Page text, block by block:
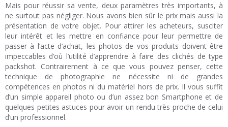
Mais pour réussir sa vente, deux paramètres très importants, à
ne surtout pas négliger. Nous avons bien sûr le prix mais aussi la
présentation de votre objet. Pour attirer les acheteurs, susciter
leur intérêt et les mettre en confiance pour leur permettre de
passer à l’acte d’achat, les photos de vos produits doivent être
impeccables d’où l’utilité d’apprendre à faire des clichés de type
packshot. Contrairement à ce que vous pouvez penser, cette
technique de photographie ne nécessite ni de grandes
compétences en photos ni du matériel hors de prix. Il vous suffit
d’un simple appareil photo ou d’un assez bon Smartphone et de
quelques petites astuces pour avoir un rendu très proche de celui
d’un professionnel.